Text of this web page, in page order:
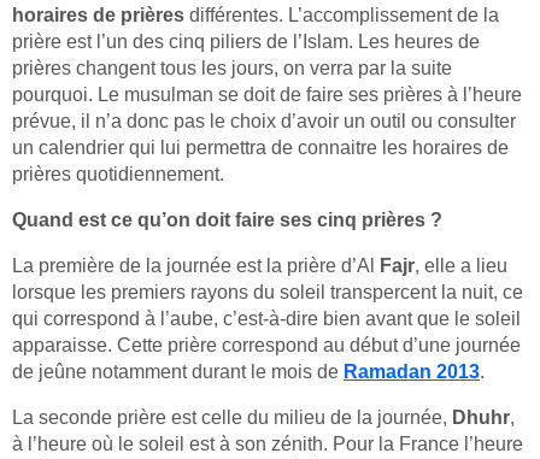
horaires de prières différentes. L’accomplissement de la
prière est l’un des cinq piliers de l’Islam. Les heures de
prières changent tous les jours, on verra par la suite
pourquoi. Le musulman se doit de faire ses prières à l’heure
prévue, il n’a donc pas le choix d’avoir un outil ou consulter
un calendrier qui lui permettra de connaitre les horaires de
prières quotidiennement.
Quand est ce qu’on doit faire ses cinq prières ?
La première de la journée est la prière d’Al Fajr, elle a lieu
lorsque les premiers rayons du soleil transpercent la nuit, ce
qui correspond à l’aube, c’est-à-dire bien avant que le soleil
apparaisse. Cette prière correspond au début d’une journée
de jeûne notamment durant le mois de Ramadan 2013.
La seconde prière est celle du milieu de la journée, Dhuhr,
à l’heure où le soleil est à son zénith. Pour la France l’heure